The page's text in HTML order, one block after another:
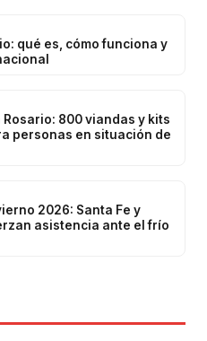
qué es, cómo funciona y
Rosario: 800 viandas y kits
personas en situación de
2026: Santa Fe y
asistencia ante el frío